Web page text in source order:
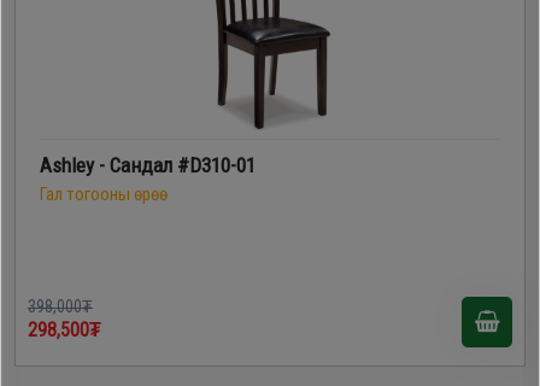
Ashley - Сандал #D310-01
Гал тогооны өрөө
398,000₮
298,500₮